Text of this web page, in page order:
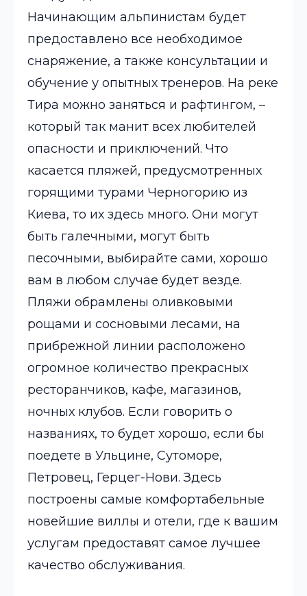
Начинающим альпинистам будет
предоставлено все необходимое
снаряжение, а также консультации и
обучение у опытных тренеров. На реке
Тира можно заняться и рафтингом, –
который так манит всех любителей
опасности и приключений. Что
касается пляжей, предусмотренных
горящими турами Черногорию из
Киева, то их здесь много. Они могут
быть галечными, могут быть
песочными, выбирайте сами, хорошо
вам в любом случае будет везде.
Пляжи обрамлены оливковыми
рощами и сосновыми лесами, на
прибрежной линии расположено
огромное количество прекрасных
ресторанчиков, кафе, магазинов,
ночных клубов. Если говорить о
названиях, то будет хорошо, если бы
поедете в Ульцине, Сутоморе,
Петровец, Герцег-Нови. Здесь
построены самые комфортабельные
новейшие виллы и отели, где к вашим
услугам предоставят самое лучшее
качество обслуживания.